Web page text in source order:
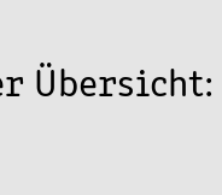
Übersicht: